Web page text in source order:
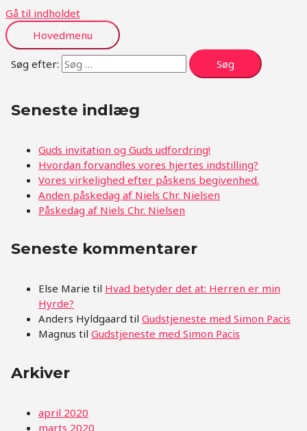
Gå til indholdet
Hovedmenu
Søg efter:
Seneste indlæg
Guds invitation og Guds udfordring!
Hvordan forvandles vores hjertes indstilling?
Vores virkelighed efter påskens begivenhed.
Anden påskedag af Niels Chr. Nielsen
Påskedag af Niels Chr. Nielsen
Seneste kommentarer
Else Marie til Hvad betyder det at: Herren er min
Hyrde?
Anders Hyldgaard tilGudstjeneste med Simon Pacis
Magnus tilGudstjeneste med Simon Pacis
Arkiver
april 2020
marts 2020